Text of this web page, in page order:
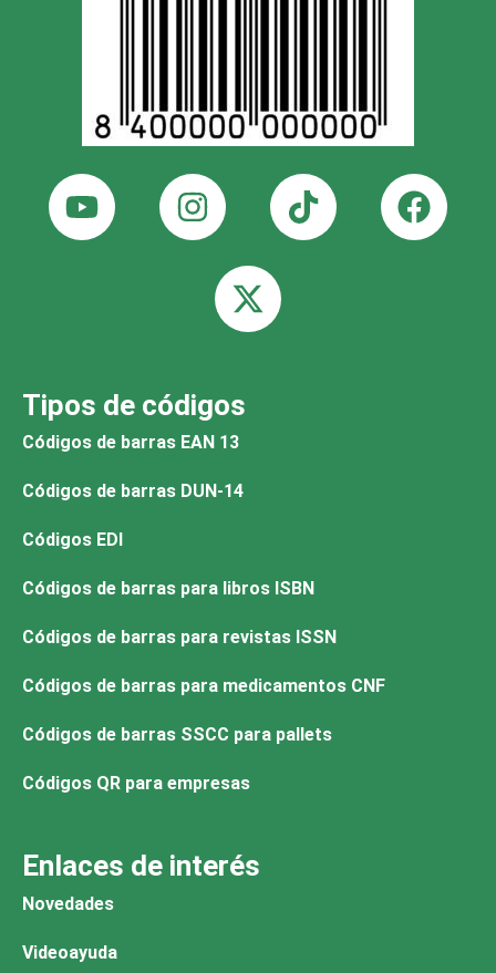
Tipos de códigos
Códigos de barras EAN 13
Códigos de barras DUN-14
Códigos EDI
Códigos de barras para libros ISBN
Códigos de barras para revistas ISSN
Códigos de barras para medicamentos CNF
Códigos de barras SSCC para pallets
Códigos QR para empresas
Enlaces de interés
Novedades
Videoayuda